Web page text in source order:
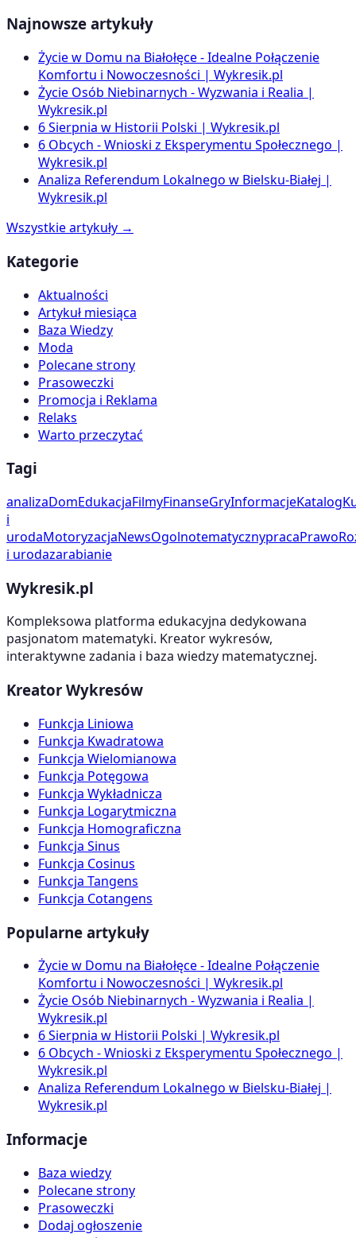
Najnowsze artykuły
Życie w Domu na Białołęce - Idealne Połączenie
Komfortu i Nowoczesności | Wykresik.pl
Życie Osób Niebinarnych - Wyzwania i Realia |
Wykresik.pl
6 Sierpnia w Historii Polski | Wykresik.pl
6 Obcych - Wnioski z Eksperymentu Społecznego |
Wykresik.pl
Analiza Referendum Lokalnego w Bielsku-Białej |
Wykresik.pl
Wszystkie artykuły →
Kategorie
Aktualności
Artykuł miesiąca
Baza Wiedzy
Moda
Polecane strony
Prasoweczki
Promocja i Reklama
Relaks
Warto przeczytać
Tagi
analizaDomEdukacjaFilmyFinanseGryInformacjeKatalog
i
urodaMotoryzacjaNewsOgolnotematycznypracaPrawo
i urodazarabianie
Wykresik.pl
Kompleksowa platforma edukacyjna dedykowana
pasjonatom matematyki. Kreator wykresów,
interaktywne zadania i baza wiedzy matematycznej.
Kreator Wykresów
Funkcja Liniowa
Funkcja Kwadratowa
Funkcja Wielomianowa
Funkcja Potęgowa
Funkcja Wykładnicza
Funkcja Logarytmiczna
Funkcja Homograficzna
Funkcja Sinus
Funkcja Cosinus
Funkcja Tangens
Funkcja Cotangens
Popularne artykuły
Życie w Domu na Białołęce - Idealne Połączenie
Komfortu i Nowoczesności | Wykresik.pl
Życie Osób Niebinarnych - Wyzwania i Realia |
Wykresik.pl
6 Sierpnia w Historii Polski | Wykresik.pl
6 Obcych - Wnioski z Eksperymentu Społecznego |
Wykresik.pl
Analiza Referendum Lokalnego w Bielsku-Białej |
Wykresik.pl
Informacje
Baza wiedzy
Polecane strony
Prasoweczki
Dodaj ogłoszenie